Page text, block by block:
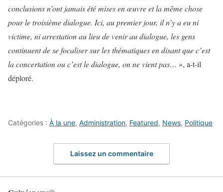
conclusions n’ont jamais été mises en œuvre et la même chose
pour le troisième dialogue. Ici, au premier jour, il n’y a eu ni
victime, ni arrestation au lieu de venir au dialogue, les gens
continuent de se focaliser sur les thématiques en disant que c’est
la concertation ou c’est le dialogue, on ne vient pas… », a-t-il
déploré.
Catégories : À la une, Administration, Featured, News, Politique
Laissez un commentaire